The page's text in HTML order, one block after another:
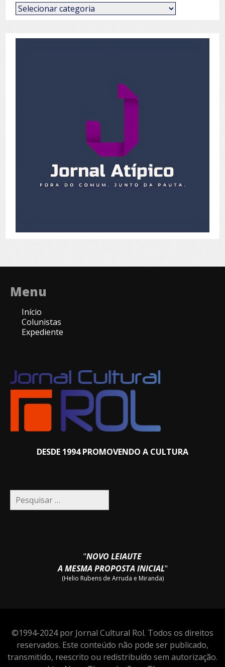
Categorias
de
Menu
Início
Colunistas
Expediente
DESDE 1994 PROMOVENDO A CULTURA
Pesquisar
por:
"NOVO LEIAUTE
A MESMA PROPOSTA INICIAL"
(Helio Rubens de Arruda e Miranda)
©1994-2024 por Jornal Cultural Rol. Todos os direitos
reservados. Este conteúdo não pode ser publicado,
transmitido, reescrito ou redistribuído sem autorização.